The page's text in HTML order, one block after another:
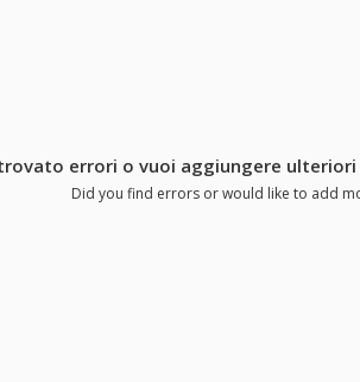
errori o vuoi aggiungere ulteriori
Did you find errors or would like to add